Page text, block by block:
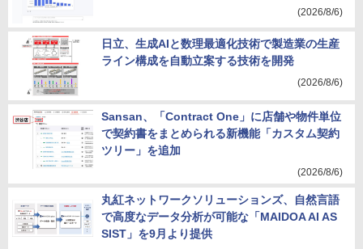
(2026/8/6)
日立、生成AIと数理最適化技術で製造業の生産
ライン構成を自動立案する技術を開発
(2026/8/6)
Sansan、「Contract One」に店舗や物件単位
で契約書をまとめられる新機能「カスタム契約
ツリー」を追加
(2026/8/6)
丸紅ネットワークソリューションズ、自然言語
で高度なデータ分析が可能な「MAIDOA AI AS
SIST」を9月より提供